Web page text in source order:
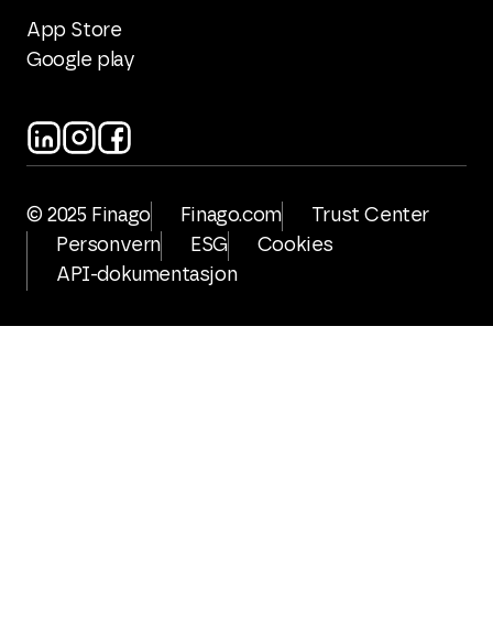
App Store
Google play
© 2025 Finago Finago.com
Trust Center
Personvern
ESG
Cookies
API-dokumentasjon